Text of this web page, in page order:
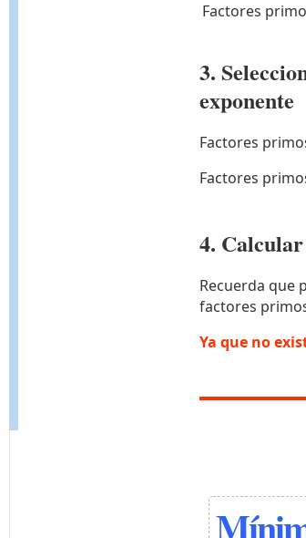
Factores
3.
exponente
Factores
Factores
4.
Recuerda que
factores
Ya que no